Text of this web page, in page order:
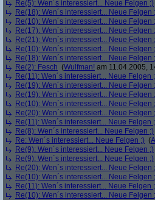
Re(5): Wen´s interessiert... Neue Felgen ;)
Re(18): Wen´s interessiert... Neue Felgen
Re(10): Wen´s interessiert... Neue Felgen
Re(17): Wen´s interessiert... Neue Felgen
Re(21): Wen´s interessiert... Neue Felgen
Re(10): Wen´s interessiert... Neue Felgen
Re(18): Wen´s interessiert... Neue Felgen
Re(2): Fesch (Wulfman! am 11.04.2005,
Re(11): Wen´s interessiert... Neue Felgen
Re(19): Wen´s interessiert... Neue Felgen
Re(19): Wen´s interessiert... Neue Felgen
Re(10): Wen´s interessiert... Neue Felgen
Re(20): Wen´s interessiert... Neue Felgen
Re(11): Wen´s interessiert... Neue Felgen
Re(8): Wen´s interessiert... Neue Felgen ;)
Re: Wen´s interessiert... Neue Felgen ;) (
Re(9): Wen´s interessiert... Neue Felgen ;)
Re(9): Wen´s interessiert... Neue Felgen ;)
Re(20): Wen´s interessiert... Neue Felgen
Re(10): Wen´s interessiert... Neue Felgen
Re(11): Wen´s interessiert... Neue Felgen
Re(10): Wen´s interessiert... Neue Felgen